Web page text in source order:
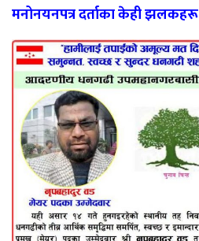
मनोनयनपत्र दर्ताका केही झलकहरू